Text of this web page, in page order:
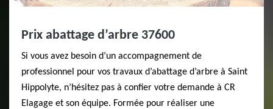
Prix abattage d’arbre 37600
Si vous avez besoin d’un accompagnement de
professionnel pour vos travaux d’abattage d’arbre à Saint
Hippolyte, n’hésitez pas à confier votre demande à CR
Elagage et son équipe. Formée pour réaliser une